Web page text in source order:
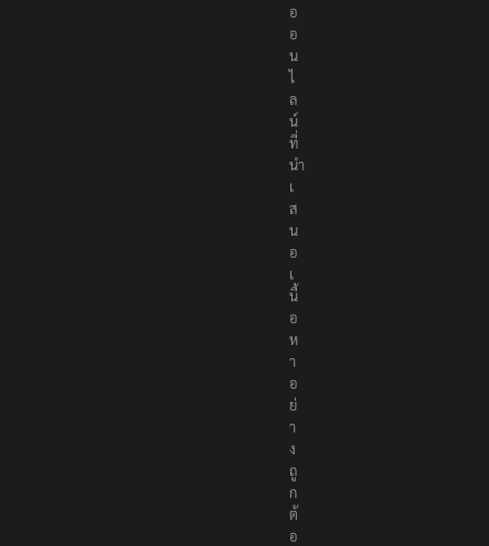
อ
อ
อ
น
ไ
ล
น์
ที่
นำ
เ
ส
น
อ
เ
นื้
อ
ห
า
อ
ย่
า
ง
ถู
ก
ต้